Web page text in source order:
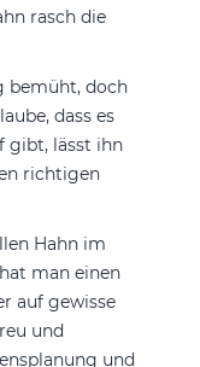
rasch die
bemüht, doch
dass es
gibt, lässt ihn
richtigen
Hahn im
man einen
auf gewisse
und
und